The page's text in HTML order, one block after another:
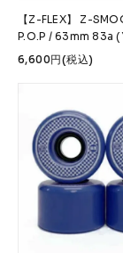
【Z-FLEX】 Z-
P.O.P / 63mm 83a
6,600円(税込)